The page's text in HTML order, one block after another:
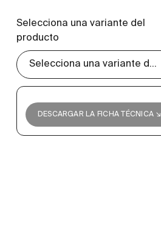
Selecciona una variante del
producto
DESCARGAR LA FICHA TÉCNICA ↘